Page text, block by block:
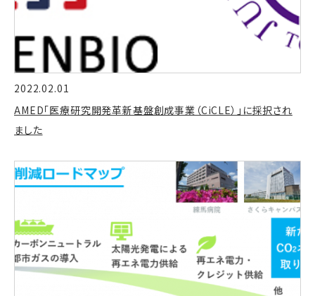
2022.02.01
AMED「医療研究開発革新基盤創成事業（CiCLE）」に採択され
ました